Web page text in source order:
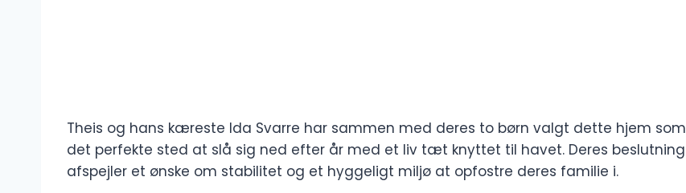
Theis og hans kæreste Ida Svarre har sammen med deres to børn valgt dette hjem som
det perfekte sted at slå sig ned efter år med et liv tæt knyttet til havet. Deres beslutning
afspejler et ønske om stabilitet og et hyggeligt miljø at opfostre deres familie i.